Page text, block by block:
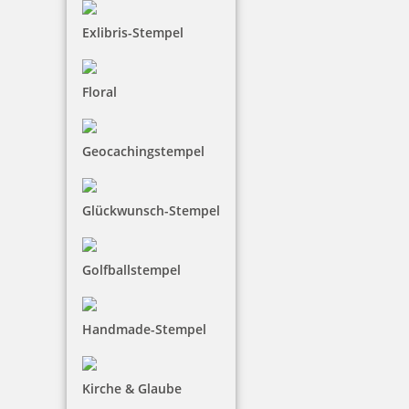
Exlibris-Stempel
Floral
Geocachingstempel
Glückwunsch-Stempel
Golfballstempel
Handmade-Stempel
Kirche & Glaube